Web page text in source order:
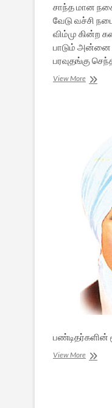
சாந்த மான
வேடு வச்சி
விம்மு கின்ற
பாடும் அன்னை
பரவுதங்கு
View Moreசக்திதான்
பண்டிதர்களின்
View Moreமகாகவி